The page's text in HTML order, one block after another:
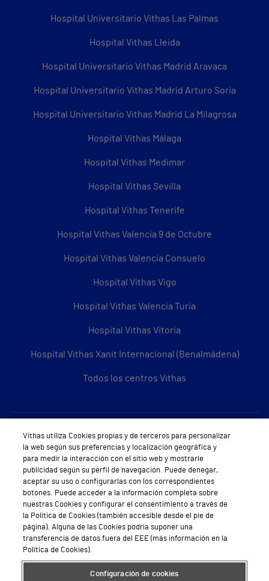
Hospital Universitario Vithas Las Palmas
Hospital Vithas Lleida
Hospital Universitario Vithas Madrid Aravaca
Hospital Universitario Vithas Madrid Arturo Soria
Hospital Universitario Vithas Madrid La Milagrosa
Hospital Vithas Málaga
Hospital Vithas Medimar
Hospital Vithas Sevilla
Hospital Vithas Tenerife
Hospital Vithas Valencia 9 de Octubre
Hospital Vithas Valencia Consuelo
Hospital Vithas Vigo
Hospital Vithas Valencia Turia
Hospital Vithas Vitoria
Hospital Vithas Xanit Internacional (Benalmádena)
Todos los centros Vithas
Sobre Vithas
Quiénes somos
Trabajar en Vithas
Teléfono Cita Médica
Teléfono Atención al Cliente
Política de seguridad y salud en el trabajo
Conoce a Supervita
Vithas utiliza Cookies propias y de terceros para personalizar
la web según sus preferencias y localización geográfica y
para medir la interacción con el sitio web y mostrarle
publicidad según su perfil de navegación. Puede denegar,
aceptar su uso o configurarlas con los correspondientes
botones. Puede acceder a la información completa sobre
nuestras Cookies y configurar el consentimiento a través de
la Política de Cookies (también accesible desde el pie de
página). Alguna de las Cookies podría suponer una
transferencia de datos fuera del EEE (más información en la
Política de Cookies).
Configuración de cookies